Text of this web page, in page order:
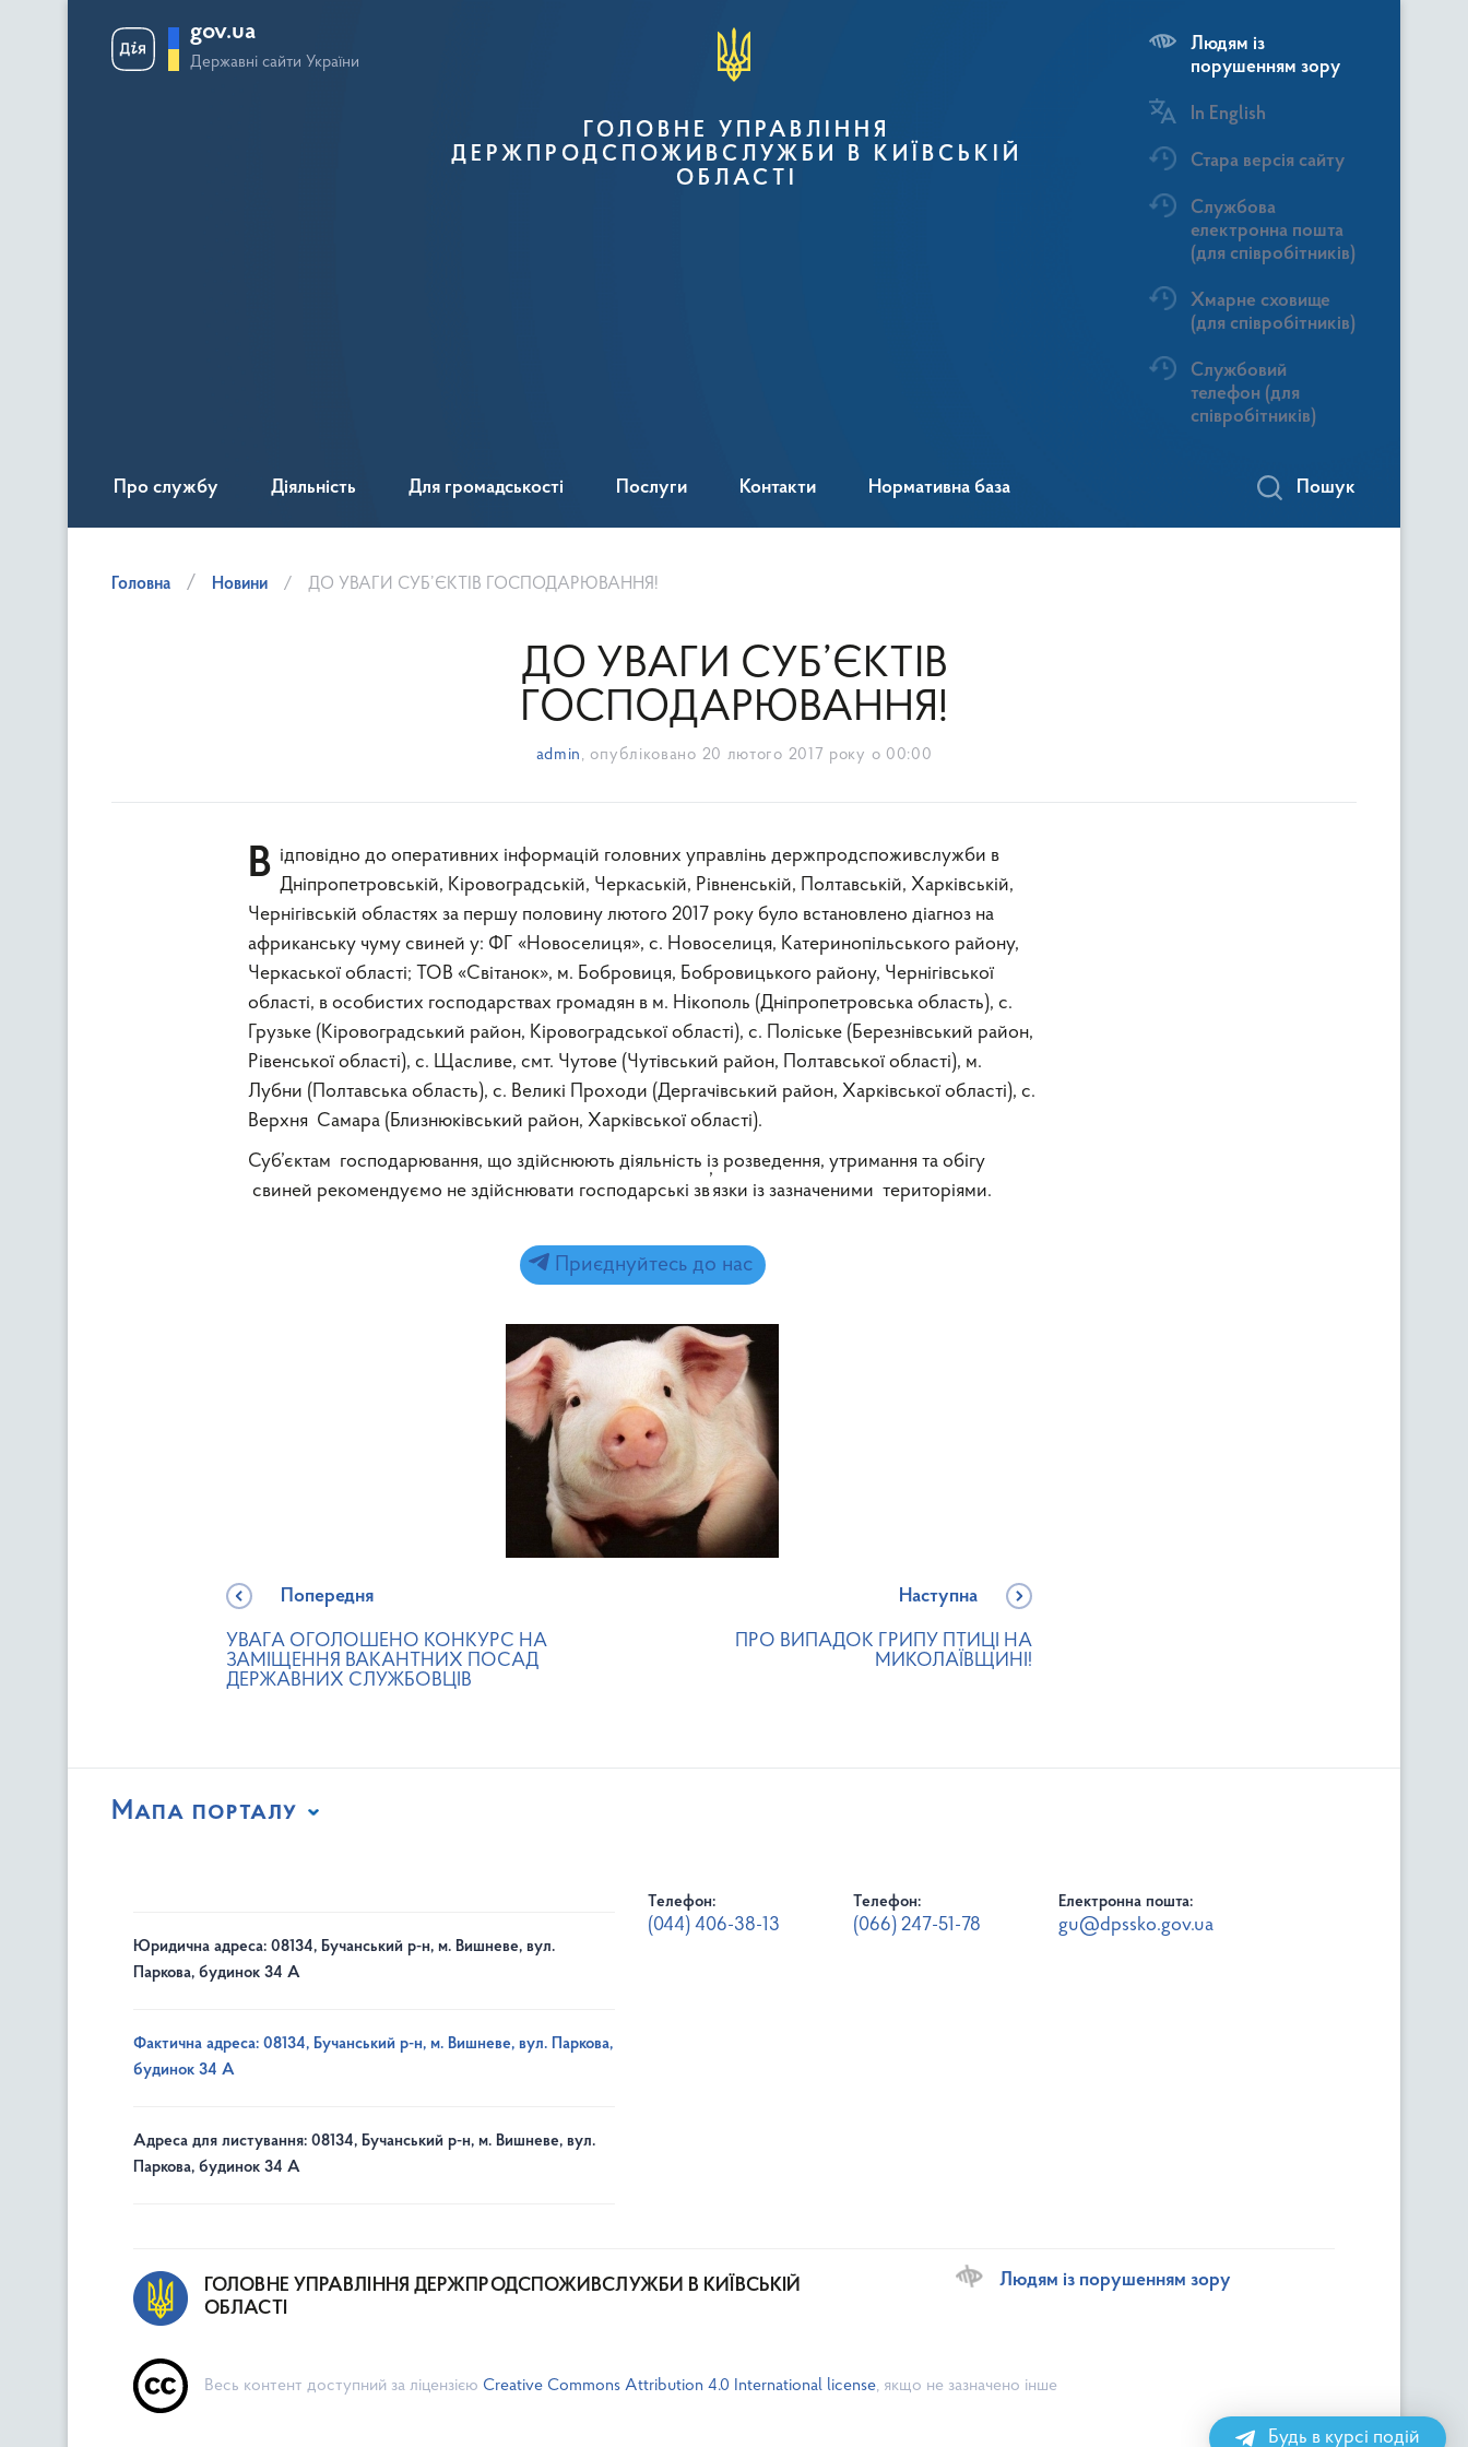
gov.ua
Державні сайти України
ГОЛОВНЕ УПРАВЛІННЯ
ДЕРЖПРОДСПОЖИВСЛУЖБИ В КИЇВСЬКІЙ
ОБЛАСТІ
Людям із
порушенням зору
In English
Стара версія сайту
Службова
електронна пошта
(для співробітників)
Хмарне сховище
(для співробітників)
Службовий
телефон (для
співробітників)
Про службу Діяльність Для громадськості Послуги Контакти Нормативна база Пошук
Головна Новини ДО УВАГИ СУБ’ЄКТІВ ГОСПОДАРЮВАННЯ!
ДО УВАГИ СУБ’ЄКТІВ
ГОСПОДАРЮВАННЯ!
admin , опубліковано 20 лютого 2017 року о 00:00
Відповідно до оперативних інформацій головних управлінь держпродспоживслужби в Дніпропетровській, Кіровоградській, Черкаській, Рівненській, Полтавській, Харківській,
Чернігівській областях за першу половину лютого 2017 року було встановлено діагноз на
африканську чуму свиней у: ФГ «Новоселиця», с. Новоселиця, Катеринопільського району,
Черкаської області; ТОВ «Світанок», м. Бобровиця, Бобровицького району, Чернігівської
області, в особистих господарствах громадян в м. Нікополь (Дніпропетровська область), с.
Грузьке (Кіровоградський район, Кіровоградської області), с. Поліське (Березнівський район,
Рівенської області), с. Щасливе, смт. Чутове (Чутівський район, Полтавської області), м.
Лубни (Полтавська область), с. Великі Проходи (Дергачівський район, Харківської області), с.
Верхня Самара (Близнюківський район, Харківської області).
Суб’єктам господарювання, що здійснюють діяльність із розведення, утримання та обігу
свиней рекомендуємо не здійснювати господарські зв’язки із зазначеними територіями.
Приєднуйтесь до нас
Попередня
УВАГА ОГОЛОШЕНО КОНКУРС НА
ЗАМІЩЕННЯ ВАКАНТНИХ ПОСАД
ДЕРЖАВНИХ СЛУЖБОВЦІВ
Наступна
ПРО ВИПАДОК ГРИПУ ПТИЦІ НА
МИКОЛАЇВЩИНІ!
Мапа порталу
Юридична адреса: 08134, Бучанський р-н, м. Вишневе, вул.
Паркова, будинок 34 А
Фактична адреса: 08134, Бучанський р-н, м. Вишневе, вул. Паркова,
будинок 34 А
Адреса для листування: 08134, Бучанський р-н, м. Вишневе, вул.
Паркова, будинок 34 А
Телефон:
(044) 406-38-13
Телефон:
(066) 247-51-78
Електронна пошта:
gu@dpssko.gov.ua
ГОЛОВНЕ УПРАВЛІННЯ ДЕРЖПРОДСПОЖИВСЛУЖБИ В КИЇВСЬКІЙ
ОБЛАСТІ
Людям із порушенням зору
Весь контент доступний за ліцензією Creative Commons Attribution 4.0 International license, якщо не зазначено інше
Будь в курсі подій